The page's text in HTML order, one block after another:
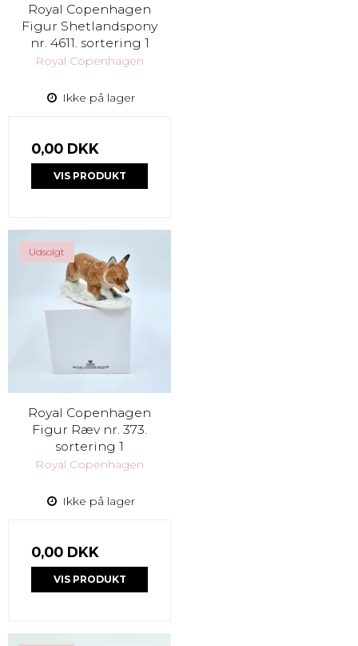
Royal Copenhagen
Figur Shetlandspony
nr. 4611. sortering 1
Royal Copenhagen
Ikke på lager
0,00 DKK
VIS PRODUKT
Udsolgt
Royal Copenhagen
Figur Ræv nr. 373.
sortering 1
Royal Copenhagen
Ikke på lager
0,00 DKK
VIS PRODUKT